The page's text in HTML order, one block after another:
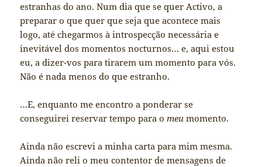
estranhas do ano. Num dia que se quer Activo, a
preparar o que quer que seja que acontece mais
logo, até chegarmos à introspecção necessária e
inevitável dos momentos nocturnos… e, aqui estou
eu, a dizer-vos para tirarem um momento para vós.
Não é nada menos do que estranho.
…E, enquanto me encontro a ponderar se
conseguirei reservar tempo para omeu momento.
Ainda não escrevi a minha carta para mim mesma.
Ainda não reli o meu contentor de mensagens de